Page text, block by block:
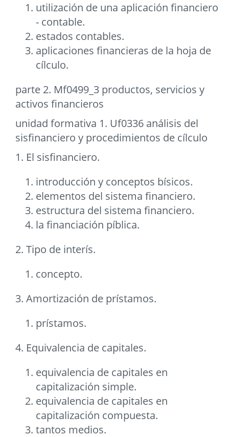
utilización de una aplicación financiero
- contable.
estados contables.
aplicaciones financieras de la hoja de
cílculo.
parte 2. Mf0499_3 productos, servicios y
activos financieros
unidad formativa 1. Uf0336 análisis del
sisfinanciero y procedimientos de cílculo
1. El sisfinanciero.
introducción y conceptos bísicos.
elementos del sistema financiero.
estructura del sistema financiero.
la financiación píblica.
2. Tipo de interís.
concepto.
3. Amortización de prístamos.
prístamos.
4. Equivalencia de capitales.
equivalencia de capitales en
capitalización simple.
equivalencia de capitales en
capitalización compuesta.
tantos medios.